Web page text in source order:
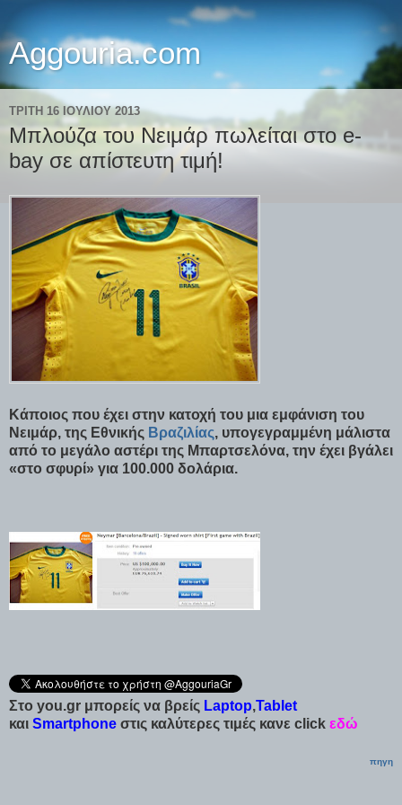
Aggouria.com
ΤΡΊΤΗ 16 ΙΟΥΛΊΟΥ 2013
Μπλούζα του Νειμάρ πωλείται στο e-
bay σε απίστευτη τιμή!
Κάποιος που έχει στην κατοχή του μια εμφάνιση του
Νειμάρ, της Εθνικής Βραζιλίας, υπογεγραμμένη μάλιστα
από το μεγάλο αστέρι της Μπαρτσελόνα, την έχει βγάλει
«στο σφυρί» για 100.000 δολάρια.
Στο you.gr μπορείς να βρείς Laptop,Tablet
και Smartphone στις καλύτερες τιμές κανε click εδώ
πηγη